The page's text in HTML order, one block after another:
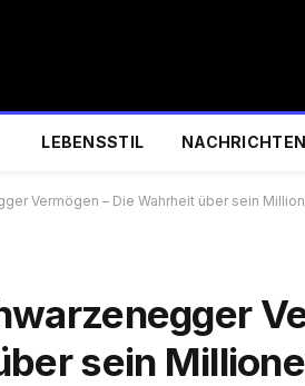
LEBENSSTIL NACHRICHTEN
Vermögen – Die Wahrheit über sein
sein